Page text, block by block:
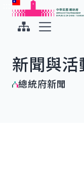
跳到主要內容
中華民國總統府
新聞與活
總統府新聞